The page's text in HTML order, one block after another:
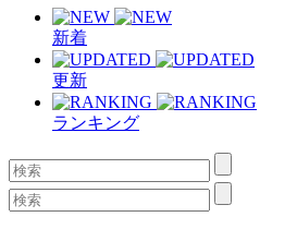
新着
更新
ランキング